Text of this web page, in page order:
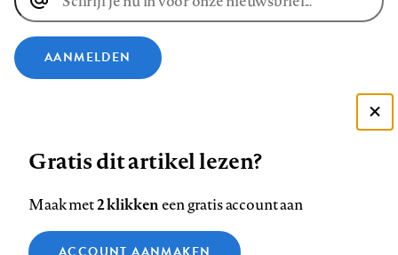
E-
mailadres
AANMELDEN
Volg
ons
Volg
ons
op
Volg
ons
op
Volg
ons
op
Volg
ons
op
ons
Contact Colofon Disclaimer Privacy
Zie onze cookie policy
Gratis dit artikel lezen?
Maak met2 klikkeneen gratis account aan